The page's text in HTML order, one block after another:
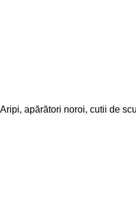
Aripi, apărători noroi, cutii de